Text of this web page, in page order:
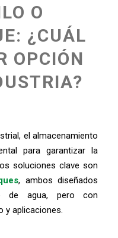
O
¿CUÁL
OPCIÓN
el almacenamiento
para garantizar la
soluciones clave son
, ambos diseñados
de agua, pero con
y aplicaciones.